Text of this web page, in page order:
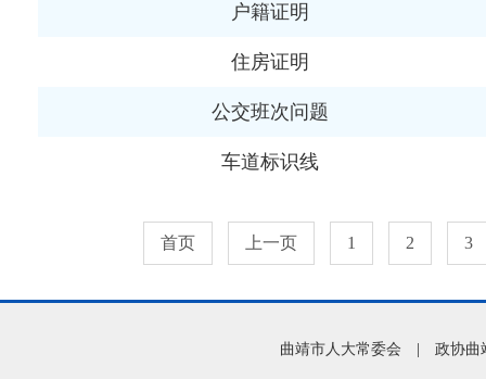
户籍证明
住房证明
公交班次问题
车道标识线
首页 上一页 1 2 3
曲靖市人大常委会 政协曲